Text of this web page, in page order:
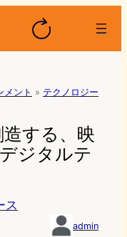
メント » テクノロジー
する、映
ジタルテ
ス
admin